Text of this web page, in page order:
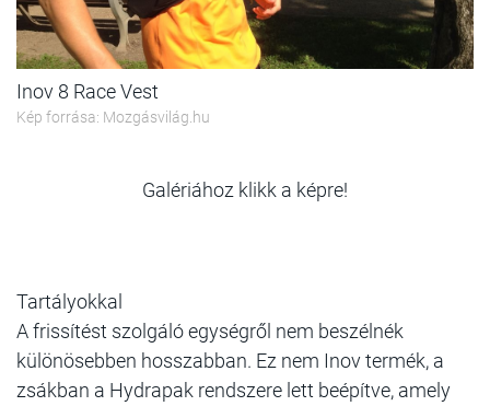
Inov 8 Race Vest
Kép forrása: Mozgásvilág.hu
Galériához klikk a képre!
Tartályokkal
A frissítést szolgáló egységről nem beszélnék
különösebben hosszabban. Ez nem Inov termék, a
zsákban a Hydrapak rendszere lett beépítve, amely